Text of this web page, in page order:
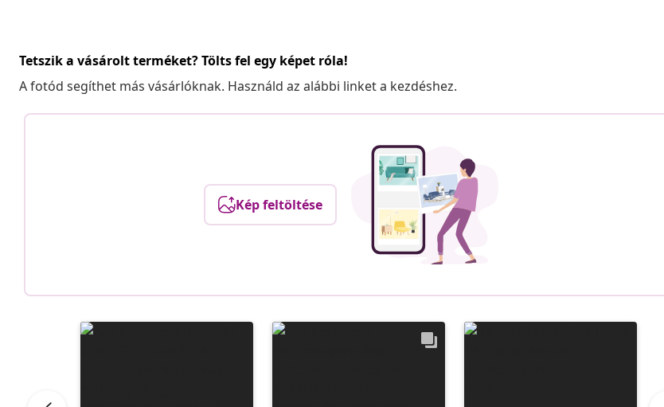
Tetszik a vásárolt terméket? Tölts fel egy képet róla!
A fotód segíthet más vásárlóknak. Használd az alábbi linket a kezdéshez.
Kép feltöltése